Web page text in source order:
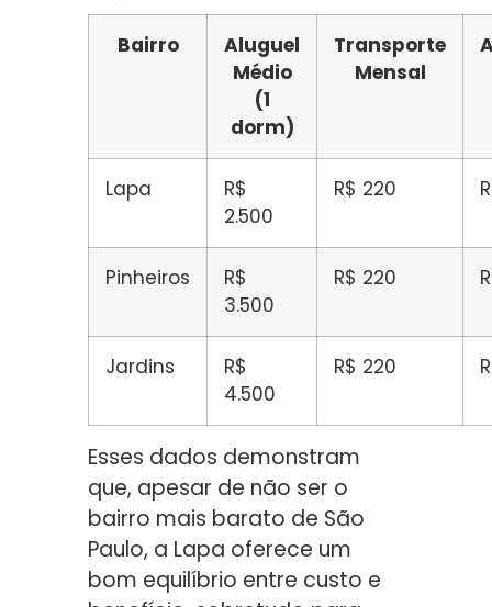
Bairro
Aluguel
Médio
(1
dorm)
Transporte
Mensal
Lapa
R$
2.500
R$ 220
Pinheiros
R$
3.500
R$ 220
Jardins
R$
4.500
R$ 220
Esses dados demonstram
que, apesar de não ser o
bairro mais barato de São
Paulo, a Lapa oferece um
bom equilíbrio entre custo e